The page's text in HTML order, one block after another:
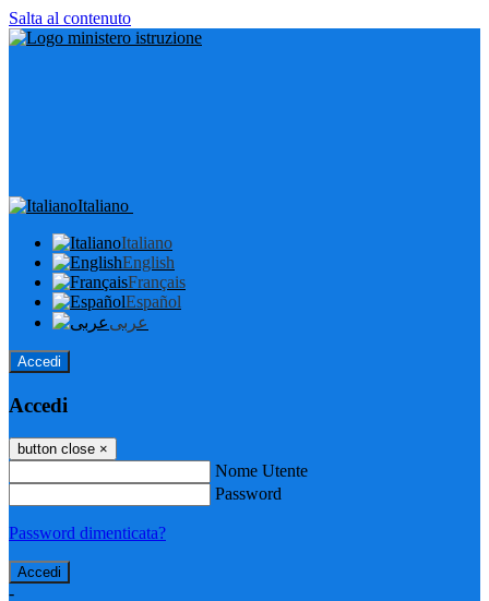
Salta al contenuto
Italiano
Italiano
English
Français
Español
عربى
Accedi
Accedi
button close ×
Nome Utente
Password
Password dimenticata?
-